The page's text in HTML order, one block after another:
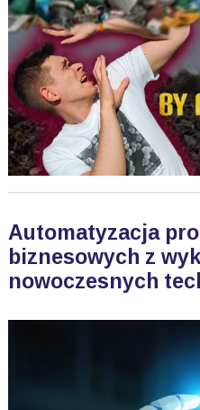
Automatyzacja
biznesowych z
nowoczesnych